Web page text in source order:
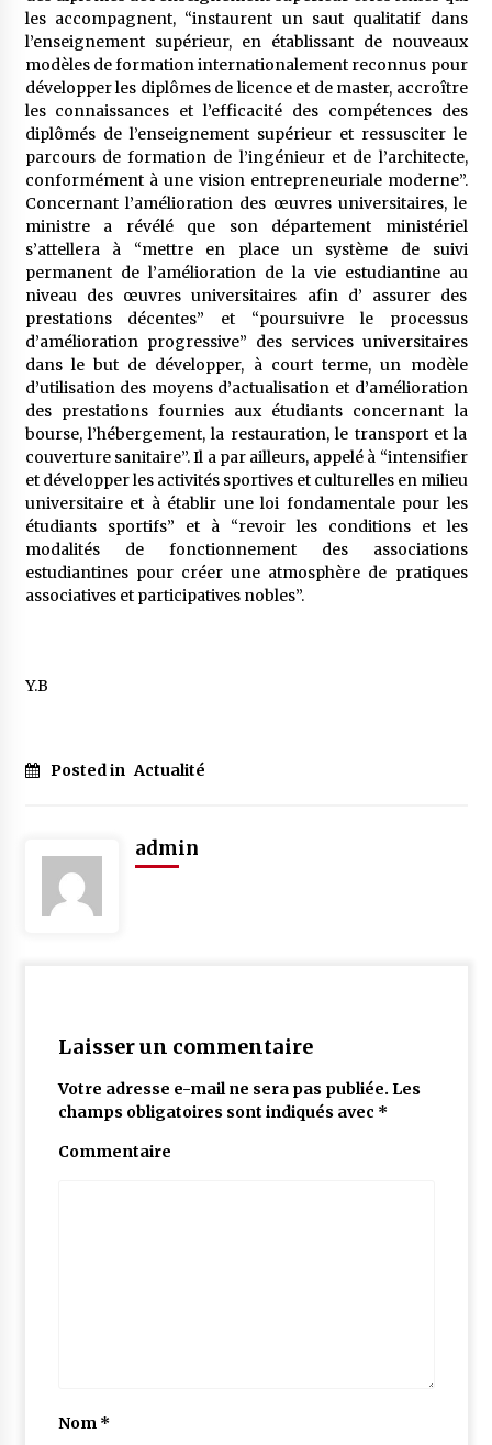
les accompagnent, “instaurent un saut qualitatif dans
l’enseignement supérieur, en établissant de nouveaux
modèles de formation internationalement reconnus pour
développer les diplômes de licence et de master, accroître
les connaissances et l’efficacité des compétences des
diplômés de l’enseignement supérieur et ressusciter le
parcours de formation de l’ingénieur et de l’architecte,
conformément à une vision entrepreneuriale moderne”.
Concernant l’amélioration des œuvres universitaires, le
ministre a révélé que son département ministériel
s’attellera à “mettre en place un système de suivi
permanent de l’amélioration de la vie estudiantine au
niveau des œuvres universitaires afin d’ assurer des
prestations décentes” et “poursuivre le processus
d’amélioration progressive” des services universitaires
dans le but de développer, à court terme, un modèle
d’utilisation des moyens d’actualisation et d’amélioration
des prestations fournies aux étudiants concernant la
bourse, l’hébergement, la restauration, le transport et la
couverture sanitaire”. Il a par ailleurs, appelé à “intensifier
et développer les activités sportives et culturelles en milieu
universitaire et à établir une loi fondamentale pour les
étudiants sportifs” et à “revoir les conditions et les
modalités de fonctionnement des associations
estudiantines pour créer une atmosphère de pratiques
associatives et participatives nobles”.
Y.B
Posted in Actualité
admin
Laisser un commentaire
Votre adresse e-mail ne sera pas publiée. Les
champs obligatoires sont indiqués avec *
Commentaire
Nom *